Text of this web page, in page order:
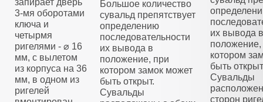
запирает дверь
3-мя оборотами
ключа и
четырмя
ригелями - ⌀ 16
мм, с вылетом
из корпуса на 36
мм, в одном из
ригелей
Большое количество
сувальд препятствует
определению
последовательности
их вывода в
положение, при
котором замок может
быть открыт.
Сувальды
их вывода в
положение,
котором
быть
Сувальды
сторон